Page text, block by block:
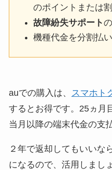
のポイントまたは割
故障紛失サポート
機種代金を分割払
auでの購入は、 スマホト
するとお得です。25ヵ月
当月以降の端末代金の支
２年で返却してもいいな
になるので、活用しまし